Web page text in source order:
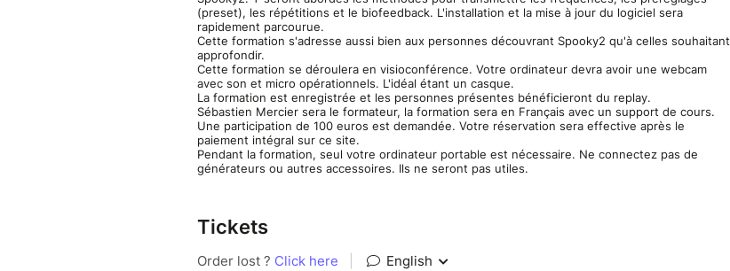
(preset), les répétitions et le biofeedback. L'installation et la mise à jour du logiciel sera
rapidement parcourue.
Cette formation s'adresse aussi bien aux personnes découvrant Spooky2 qu'à celles souhaitant
approfondir.
Cette formation se déroulera en visioconférence. Votre ordinateur devra avoir une webcam
avec son et micro opérationnels. L'idéal étant un casque.
La formation est enregistrée et les personnes présentes bénéficieront du replay.
Sébastien Mercier sera le formateur, la formation sera en Français avec un support de cours.
Une participation de 100 euros est demandée. Votre réservation sera effective après le
paiement intégral sur ce site.
Pendant la formation, seul votre ordinateur portable est nécessaire. Ne connectez pas de
générateurs ou autres accessoires. Ils ne seront pas utiles.
Tickets